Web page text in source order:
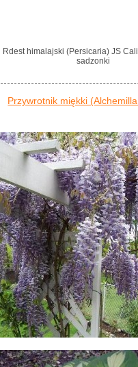
Rdest himalajski (Persicaria) JS
sadzonki
Przywrotnik miękki